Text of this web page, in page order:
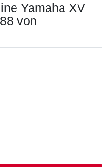
Yamaha XV
von